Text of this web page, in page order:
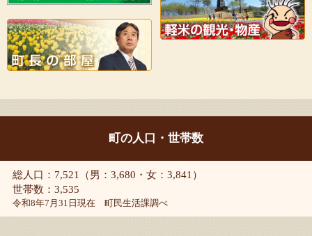
町の人口・世帯数
総人口：7,521（男：3,680・女：3,841）
世帯数：3,535
令和8年7月31日現在 町民生活課調べ